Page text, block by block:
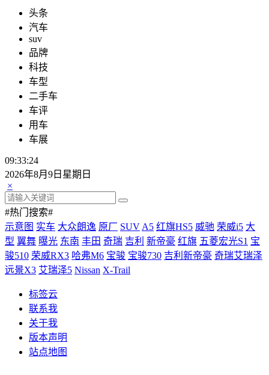
头条
汽车
suv
品牌
科技
车型
二手车
车评
用车
车展
09:33:25
2026年8月9日星期日
×
#热门搜索#
示意图 实车 大众朗逸 原厂 SUV A5 红旗HS5 威驰 荣威i5 大
型 翼舞 曝光 东南 丰田 奇瑞 吉利 新帝豪 红旗 五菱宏光S1 宝
骏510 荣威RX3 哈弗M6 宝骏 宝骏730 吉利新帝豪 奇瑞艾瑞泽
远景X3 艾瑞泽5 Nissan X-Trail
标签云
联系我
关于我
版本声明
站点地图